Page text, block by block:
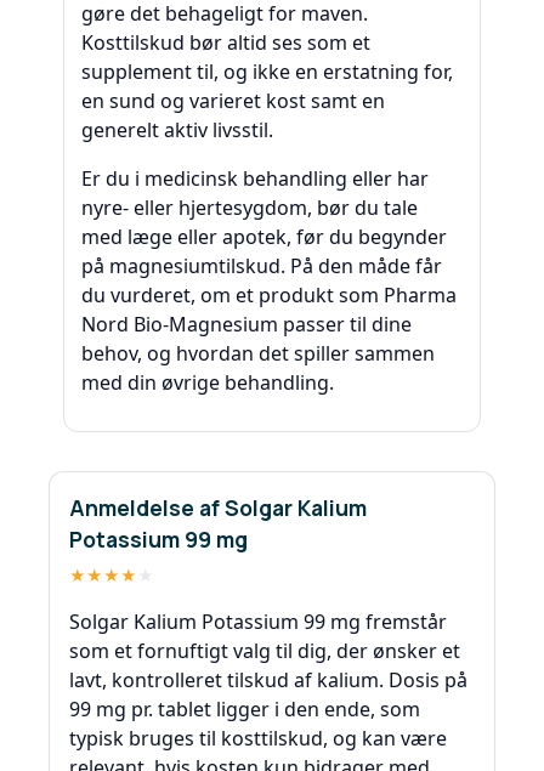
gøre det behageligt for maven.
Kosttilskud bør altid ses som et
supplement til, og ikke en erstatning for,
en sund og varieret kost samt en
generelt aktiv livsstil.
Er du i medicinsk behandling eller har
nyre- eller hjertesygdom, bør du tale
med læge eller apotek, før du begynder
på magnesiumtilskud. På den måde får
du vurderet, om et produkt som Pharma
Nord Bio-Magnesium passer til dine
behov, og hvordan det spiller sammen
med din øvrige behandling.
Anmeldelse af Solgar Kalium
Potassium 99 mg
★★★★ ★
Solgar Kalium Potassium 99 mg fremstår
som et fornuftigt valg til dig, der ønsker et
lavt, kontrolleret tilskud af kalium. Dosis på
99 mg pr. tablet ligger i den ende, som
typisk bruges til kosttilskud, og kan være